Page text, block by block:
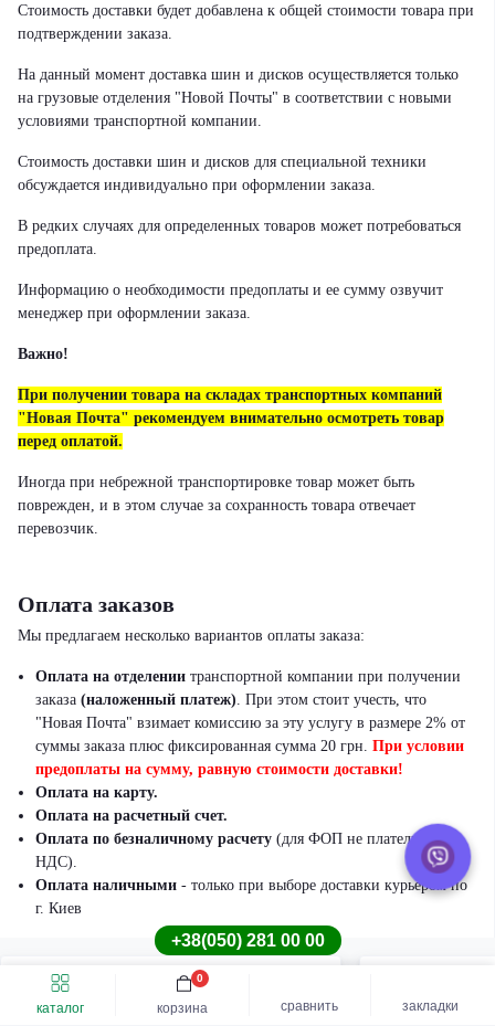
каталог сравнить закладки
корзина
0
Быстрый заказ
Стоимость доставки будет добавлена к общей стоимости товара при
подтверждении заказа.
На данный момент доставка шин и дисков осуществляется только
на грузовые отделения "Новой Почты" в соответствии с новыми
условиями транспортной компании.
Стоимость доставки шин и дисков для специальной техники
обсуждается индивидуально при оформлении заказа.
В редких случаях для определенных товаров может потребоваться
предоплата.
Информацию о необходимости предоплаты и ее сумму озвучит
менеджер при оформлении заказа.
Важно!
При получении товара на складах транспортных компаний
"Новая Почта" рекомендуем внимательно осмотреть товар
перед оплатой.
Иногда при небрежной транспортировке товар может быть
поврежден, и в этом случае за сохранность товара отвечает
перевозчик.
Оплата заказов
Мы предлагаем несколько вариантов оплаты заказа:
Оплата на отделении транспортной компании при получении
заказа (наложенный платеж). При этом стоит учесть, что
"Новая Почта" взимает комиссию за эту услугу в размере 2% от
суммы заказа плюс фиксированная сумма 20 грн. При условии
предоплаты на сумму, равную стоимости доставки!
Оплата на карту.
Оплата на расчетный счет.
Оплата по безналичному расчету (для ФОП не плательщиков
НДС).
Оплата наличными - только при выборе доставки курьером по
г. Киев
+38(050) 281 00 00